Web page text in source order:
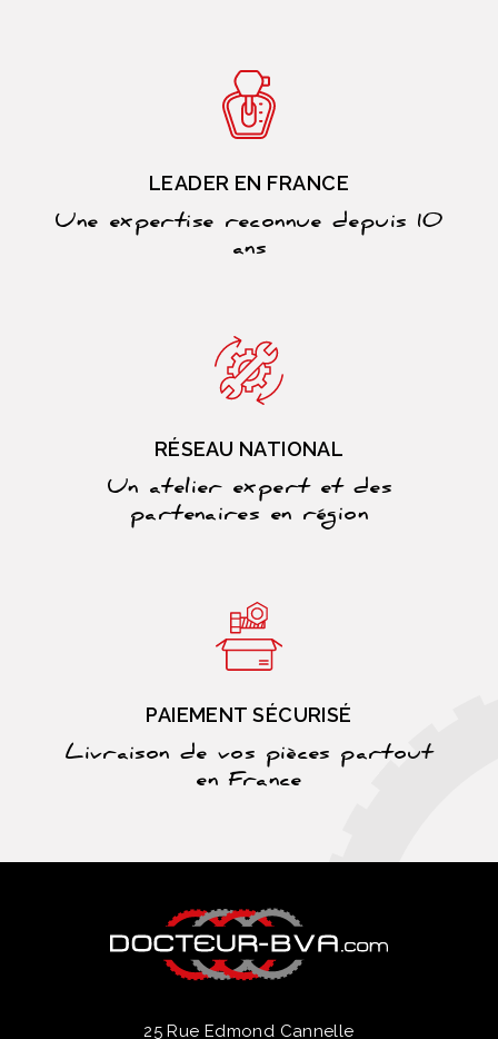
LEADER EN FRANCE
Une expertise reconnue depuis 10
ans
RÉSEAU NATIONAL
Un atelier expert et des
partenaires en région
PAIEMENT SÉCURISÉ
Livraison de vos pièces partout
en France
25 Rue Edmond Cannelle